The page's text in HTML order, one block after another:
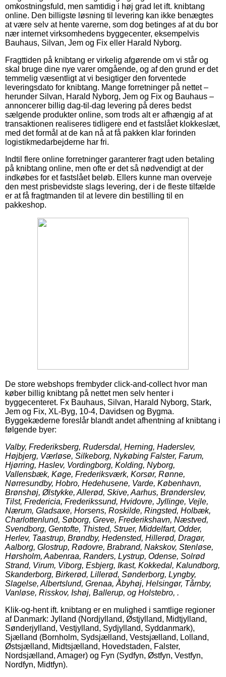
omkostningsfuld, men samtidig i høj grad let ift. knibtang
online. Den billigste løsning til levering kan ikke benægtes
at være selv at hente varerne, som dog betinges af at du bor
nær internet virksomhedens byggecenter, eksempelvis
Bauhaus, Silvan, Jem og Fix eller Harald Nyborg.
Fragttiden på knibtang er virkelig afgørende om vi står og
skal bruge dine nye varer omgående, og af den grund er det
temmelig væsentligt at vi besigtiger den forventede
leveringsdato for knibtang. Mange forretninger på nettet –
herunder Silvan, Harald Nyborg, Jem og Fix og Bauhaus –
annoncerer billig dag-til-dag levering på deres bedst
sælgende produkter online, som trods alt er afhængig af at
transaktionen realiseres tidligere end et fastslået klokkeslæt,
med det formål at de kan nå at få pakken klar forinden
logistikmedarbejderne har fri.
Indtil flere online forretninger garanterer fragt uden betaling
på knibtang online, men ofte er det så nødvendigt at der
indkøbes for et fastslået beløb. Ellers kunne man overveje
den mest prisbevidste slags levering, der i de fleste tilfælde
er at få fragtmanden til at levere din bestilling til en
pakkeshop.
De store webshops frembyder click-and-collect hvor man
køber billig knibtang på nettet men selv henter i
byggecenteret. Fx Bauhaus, Silvan, Harald Nyborg, Stark,
Jem og Fix, XL-Byg, 10-4, Davidsen og Bygma.
Byggekæderne foreslår blandt andet afhentning af knibtang i
følgende byer:
Valby, Frederiksberg, Rudersdal, Herning, Haderslev,
Højbjerg, Værløse, Silkeborg, Nykøbing Falster, Farum,
Hjørring, Haslev, Vordingborg, Kolding, Nyborg,
Vallensbæk, Køge, Frederiksværk, Korsør, Rønne,
Nørresundby, Hobro, Hedehusene, Varde, København,
Brønshøj, Ølstykke, Allerød, Skive, Aarhus, Brønderslev,
Tilst, Fredericia, Frederikssund, Hvidovre, Jyllinge, Vejle,
Nærum, Gladsaxe, Horsens, Roskilde, Ringsted, Holbæk,
Charlottenlund, Søborg, Greve, Frederikshavn, Næstved,
Svendborg, Gentofte, Thisted, Struer, Middelfart, Odder,
Herlev, Taastrup, Brøndby, Hedensted, Hillerød, Dragør,
Aalborg, Glostrup, Rødovre, Brabrand, Nakskov, Stenløse,
Hørsholm, Aabenraa, Randers, Lystrup, Odense, Solrød
Strand, Virum, Viborg, Esbjerg, Ikast, Kokkedal, Kalundborg,
Skanderborg, Birkerød, Lillerød, Sønderborg, Lyngby,
Slagelse, Albertslund, Grenaa, Åbyhøj, Helsingør, Tårnby,
Vanløse, Risskov, Ishøj, Ballerup, og Holstebro, .
Klik-og-hent ift. knibtang er en mulighed i samtlige regioner
af Danmark: Jylland (Nordjylland, Østjylland, Midtjylland,
Sønderjylland, Vestjylland, Sydjylland, Syddanmark),
Sjælland (Bornholm, Sydsjælland, Vestsjælland, Lolland,
Østsjælland, Midtsjælland, Hovedstaden, Falster,
Nordsjælland, Amager) og Fyn (Sydfyn, Østfyn, Vestfyn,
Nordfyn, Midtfyn).